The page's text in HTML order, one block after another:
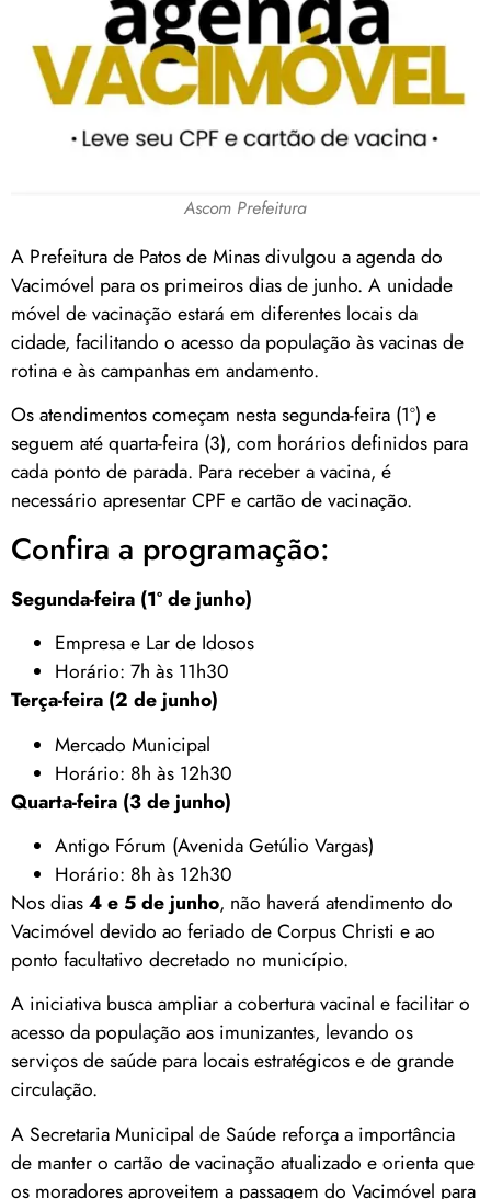
Ascom Prefeitura
A Prefeitura de Patos de Minas divulgou a agenda do
Vacimóvel para os primeiros dias de junho. A unidade
móvel de vacinação estará em diferentes locais da
cidade, facilitando o acesso da população às vacinas de
rotina e às campanhas em andamento.
Os atendimentos começam nesta segunda-feira (1º) e
seguem até quarta-feira (3), com horários definidos para
cada ponto de parada. Para receber a vacina, é
necessário apresentar CPF e cartão de vacinação.
Confira a programação:
Segunda-feira (1º de junho)
Empresa e Lar de Idosos
Horário: 7h às 11h30
Terça-feira (2 de junho)
Mercado Municipal
Horário: 8h às 12h30
Quarta-feira (3 de junho)
Antigo Fórum (Avenida Getúlio Vargas)
Horário: 8h às 12h30
Nos dias4 e 5 de junho, não haverá atendimento do
Vacimóvel devido ao feriado de Corpus Christi e ao
ponto facultativo decretado no município.
A iniciativa busca ampliar a cobertura vacinal e facilitar o
acesso da população aos imunizantes, levando os
serviços de saúde para locais estratégicos e de grande
circulação.
A Secretaria Municipal de Saúde reforça a importância
de manter o cartão de vacinação atualizado e orienta que
os moradores aproveitem a passagem do Vacimóvel para